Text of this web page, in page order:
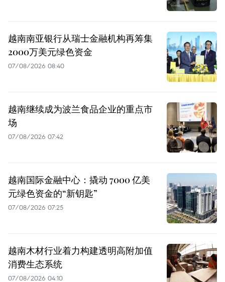
越南南亚银行从瑞士金融机构再筹集
2000万美元绿色资金
07/08/2026 08:40
越南继续成为波兰食品企业的重点市
场
07/08/2026 07:42
越南国际金融中心：撬动 7000 亿美
元绿色资金的“新钥匙”
07/08/2026 07:25
越南木材行业着力构建透明高附加值
消费生态系统
07/08/2026 04:10